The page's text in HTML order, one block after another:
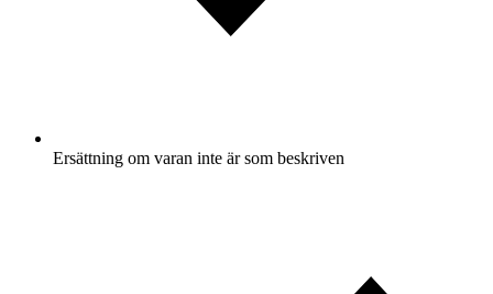
Ersättning om varan inte är som beskriven